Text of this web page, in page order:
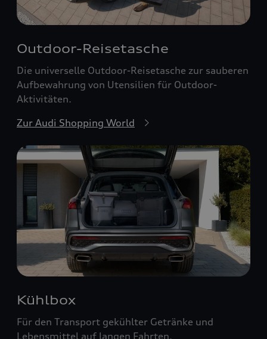
Outdoor-Reisetasche
Die universelle Outdoor-Reisetasche zur sauberen
Aufbewahrung von Utensilien für Outdoor-
Aktivitäten.
Zur Audi Shopping World
Kühlbox
Für den Transport gekühlter Getränke und
Lebensmittel auf langen Fahrten.